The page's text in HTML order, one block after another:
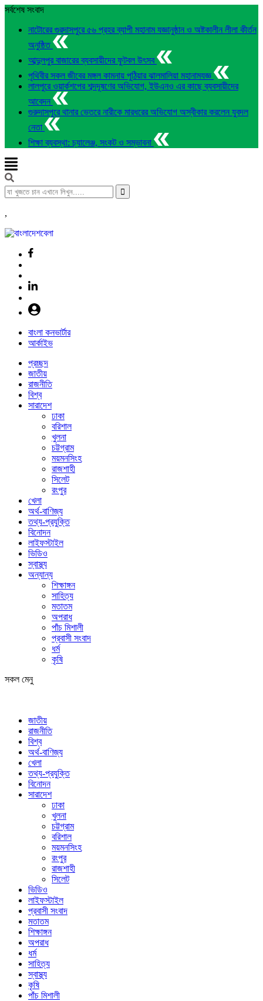
সর্বশেষ সংবাদ
নাটোরের গুরদাসপুরে ৫৬ প্রহর ব্যাপী মহানাম যজ্ঞানুষ্ঠান ও অষ্টকালীন লীলা কীর্তন
অনুষ্ঠিত
আব্দুলপুর বাজারের ব্যবসায়ীদের ফুটবল উৎসব
পৃথিবীর সকল জীবের মঙ্গল কামনায় পুঠিয়ার ঝালমালিয়া মহানামযজ্ঞ
লালপুরে ওয়ার্কশপের শব্দদূষণের অভিযোগ, ইউএনও এর কাছে ব্যবসায়ীদের
আবেদন
গুরুদাসপুরে থানার ভেতরে নারীকে মারধরের অভিযোগ অস্বীকার করলেন যুবদল
নেতা
শিক্ষা ব্যবস্থা: চ্যালেঞ্জ, সংকট ও সম্ভাবনা
,
বাংলা কনভার্টার
আর্কাইভ
প্রচ্ছদ
জাতীয়
রাজনীতি
বিশ্ব
সারাদেশ
ঢাকা
বরিশাল
খুলনা
চট্টগ্রাম
ময়মনসিংহ
রাজশাহী
সিলেট
রংপুর
খেলা
অর্থ-বাণিজ্য
তথ্য-প্রযুক্তি
বিনোদন
লাইফস্টাইল
ভিডিও
স্বাস্থ্য
অন্যান্য
শিক্ষাঙ্গন
সাহিত্য
মতাতম
অপরাধ
পাঁচ মিশালী
প্রবাসী সংবাদ
ধর্ম
কৃষি
সকল মেনু
জাতীয়
রাজনীতি
বিশ্ব
অর্থ-বাণিজ্য
খেলা
তথ্য-প্রযুক্তি
বিনোদন
সারাদেশ
ঢাকা
খুলনা
চট্টগ্রাম
বরিশাল
ময়মনসিংহ
রংপুর
রাজশাহী
সিলেট
ভিডিও
লাইফস্টাইল
প্রবাসী সংবাদ
মতাতম
শিক্ষাঙ্গন
অপরাধ
ধর্ম
সাহিত্য
স্বাস্থ্য
কৃষি
পাঁচ মিশালী